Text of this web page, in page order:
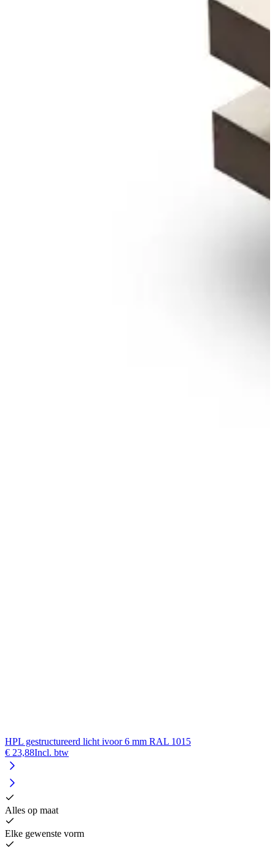
HPL gestructureerd licht ivoor 6 mm RAL 1015
€ 23,88Incl. btw
Alles op maat
Elke gewenste vorm